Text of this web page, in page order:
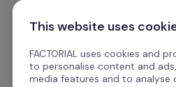
Ir al contenido
Webinars
This website uses
FACTORIAL uses cookies and
to personalise content and
media features and to analyse